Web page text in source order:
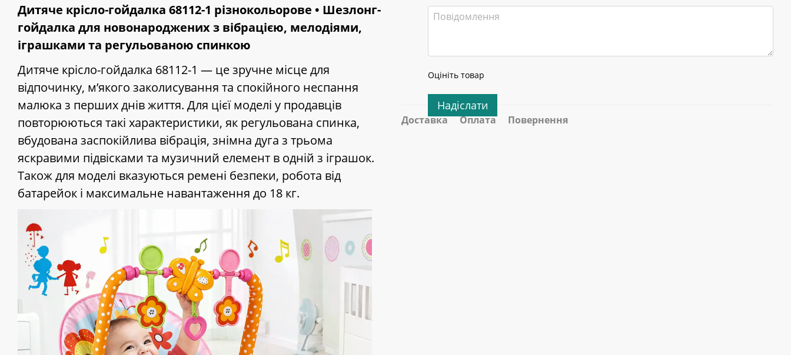
Дитяче крісло-гойдалка 68112-1 різнокольорове • Шезлонг-
гойдалка для новонароджених з вібрацією, мелодіями,
іграшками та регульованою спинкою
Дитяче крісло-гойдалка 68112-1 — це зручне місце для
відпочинку, м’якого заколисування та спокійного неспання
малюка з перших днів життя. Для цієї моделі у продавців
повторюються такі характеристики, як регульована спинка,
вбудована заспокійлива вібрація, знімна дуга з трьома
яскравими підвісками та музичний елемент в одній з іграшок.
Також для моделі вказуються ремені безпеки, робота від
батарейок і максимальне навантаження до 18 кг.
Оцініть товар
Надіслати
Доставка Оплата Повернення